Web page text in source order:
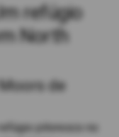
refúgio
North
de
pitoresco no